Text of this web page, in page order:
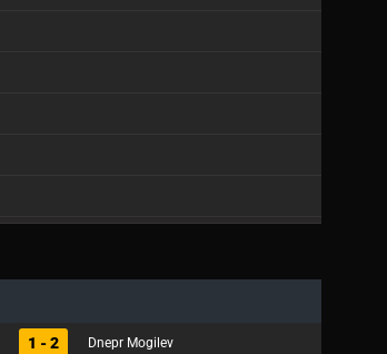
1 - 2 Dnepr Mogilev